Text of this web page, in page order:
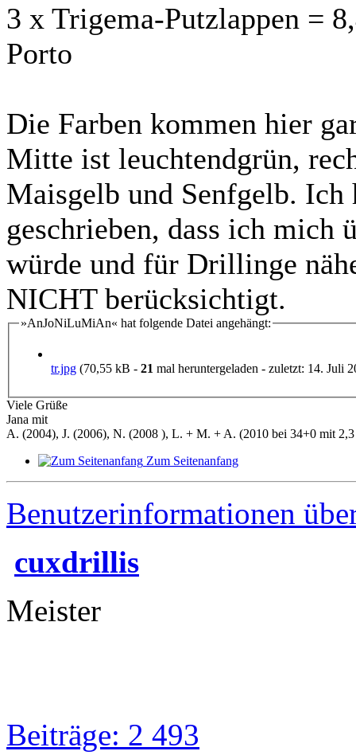
3 x Trigema-Putzlappen =
Porto
Die Farben kommen hier
Mitte ist leuchtendgrün,
Maisgelb und Senfgelb.
geschrieben, dass ich mich
würde und für Drillinge
NICHT berücksichtigt.
»AnJoNiLuMiAn« hat folgende Datei angehängt:
tr.jpg (70,55 kB - 21 mal heruntergeladen - zuletzt: 14. Juli
Viele Grüße
Jana mit
A. (2004), J. (2006), N. (2008 ), L. + M. + A. (2010 bei 34+0 mit
Zum Seitenanfang
Benutzerinformationen
cuxdrillis
Meister
Beiträge: 2 493